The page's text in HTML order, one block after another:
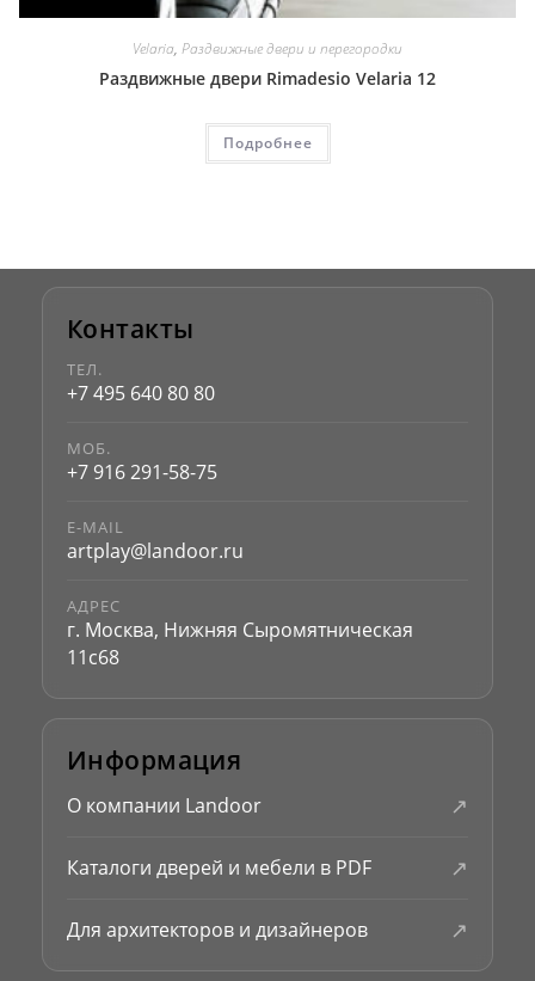
Velaria, Раздвижные двери и перегородки
Раздвижные двери Rimadesio Velaria 12
Подробнее
Контакты
ТЕЛ.
+7 495 640 80 80
МОБ.
+7 916 291-58-75
E-MAIL
artplay@landoor.ru
АДРЕС
г. Москва, Нижняя Сыромятническая
11с68
Информация
О компании Landoor ↗
Каталоги дверей и мебели в PDF ↗
Для архитекторов и дизайнеров ↗